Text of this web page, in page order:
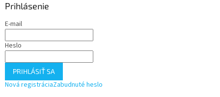
Prihlásenie
E-mail
Heslo
PRIHLÁSIŤ SA
Nová registráciaZabudnuté heslo